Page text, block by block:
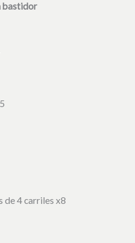
bastidor
de 4 carriles x8